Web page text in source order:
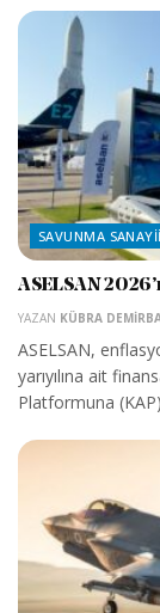
SAVUNMA SANAYII
ASELSAN
YAZAN KÜBRA
ASELSAN,
yarıyılına ait
Platformuna